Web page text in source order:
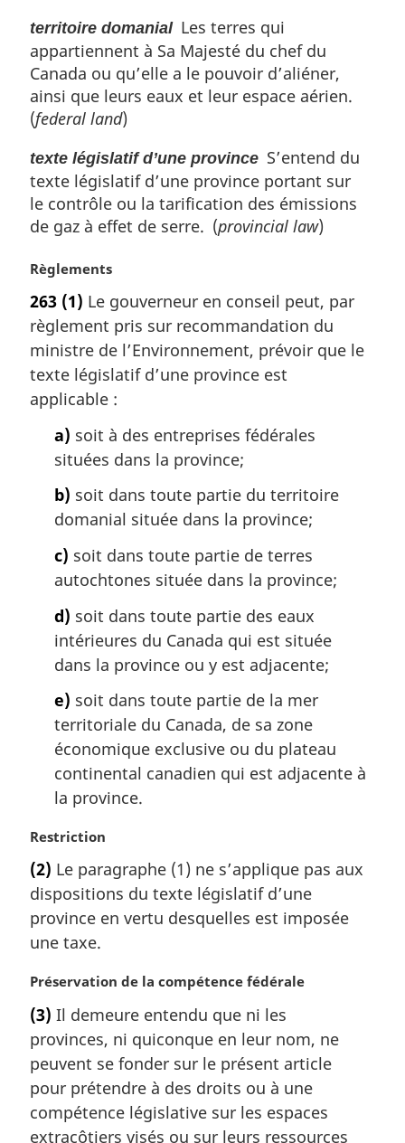
territoire domanialLes terres qui
appartiennent à Sa Majesté du chef du
Canada ou qu’elle a le pouvoir d’aliéner,
ainsi que leurs eaux et leur espace aérien.
(federal land)
texte législatif d’une province S’entend du
texte législatif d’une province portant sur
le contrôle ou la tarification des émissions
de gaz à effet de serre. (provincial law)
N
t
e
m
a
g
Règlements
263 (1) Le gouverneur en conseil peut, par
règlement pris sur recommandation du
ministre de l’Environnement, prévoir que le
texte législatif d’une province est
applicable :
a) soit à des entreprises fédérales
situées dans la province;
b) soit dans toute partie du territoire
domanial située dans la province;
c) soit dans toute partie de terres
autochtones située dans la province;
d) soit dans toute partie des eaux
intérieures du Canada qui est située
dans la province ou y est adjacente;
e) soit dans toute partie de la mer
territoriale du Canada, de sa zone
économique exclusive ou du plateau
continental canadien qui est adjacente à
la province.
N
t
e
m
a
g
n
a
l
e
:
Restriction
(2) Le paragraphe (1) ne s’applique pas aux
dispositions du texte législatif d’une
province en vertu desquelles est imposée
une taxe.
N
t
e
m
a
r
g
Préservation de la compétence fédérale
(3) Il demeure entendu que ni les
provinces, ni quiconque en leur nom, ne
peuvent se fonder sur le présent article
pour prétendre à des droits ou à une
compétence législative sur les espaces
extracôtiers visés ou sur leurs ressources